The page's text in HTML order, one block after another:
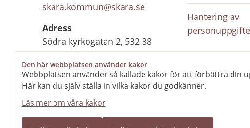
Den här webbplatsen använder kakor
Webbplatsen använder så kallade kakor för att förbättra din
Här kan du själv ställa in vilka kakor du godkänner.
Läs mer om våra kakor
skara.kommun@skara.se
Adress
Södra kyrkogatan 2, 532 88
Skara
Organisationsnummer
212000-1702
Kontaktcenter
Hantering av
Inloggning
anställda